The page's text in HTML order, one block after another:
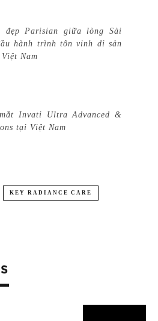
đẹp Parisian giữa lòng Sài
hành trình tôn vinh di sản
Nam
Invati Ultra Advanced &
tại Việt Nam
KEY RADIANCE CARE